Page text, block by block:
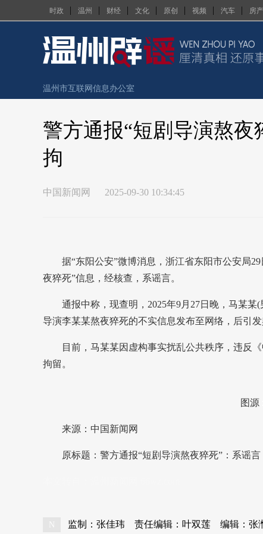
时政 | 温州 | 财经 | 文化 | 原创 | 视频 | 汽车 | 房产
温州市互联网信息办公室
警方通报“短剧导演熬
拘
中国新闻网 2025-09-30 10:34:45
据“东阳公安”微博消息，浙江省东阳市公安局29
夜猝死”信息，经核查，系谣言。
通报中称，现查明，2025年9月27日晚，马某某(
导演李某某熬夜猝死的不实信息发布至网络，后引
目前，马某某因虚构事实扰乱公共秩序，违反《
拘留。
图源：
来源：中国新闻网
原标题：警方通报“短剧导演熬夜猝死”：系谣言
N 监制：张佳玮 责任编辑：叶双莲 编辑：张